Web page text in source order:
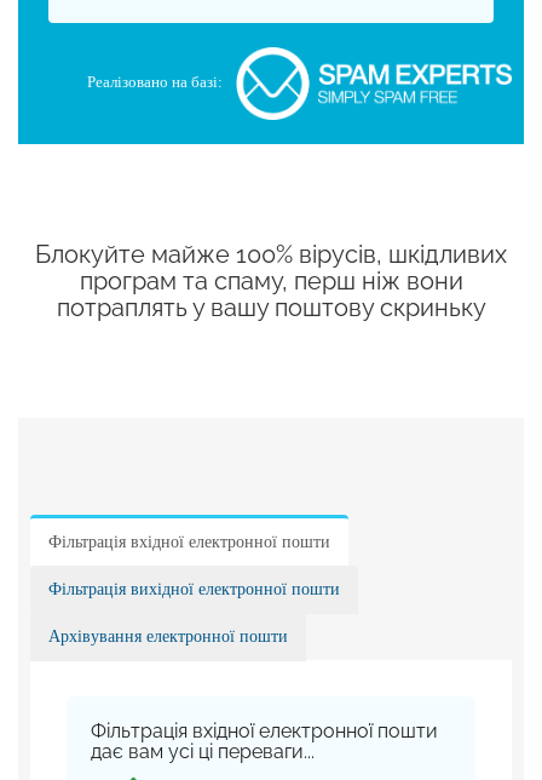
Реалізовано на базі:
Блокуйте майже 100% вірусів, шкідливих
програм та спаму, перш ніж вони
потраплять у вашу поштову скриньку
Фільтрація вхідної електронної пошти
Фільтрація вихідної електронної пошти
Архівування електронної пошти
Фільтрація вхідної електронної пошти
дає вам усі ці переваги...